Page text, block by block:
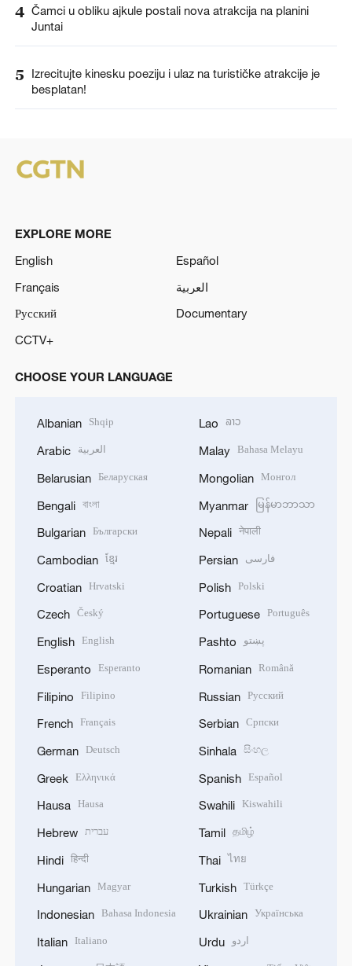
4 Čamci u obliku ajkule postali nova atrakcija na planini
Juntai
5
Izrecitujte kinesku poeziju i ulaz na turističke atrakcije je
besplatan!
EXPLORE MORE
English
Español
Français
العربية
Русский
Documentary
CCTV+
CHOOSE YOUR LANGUAGE
Albanian Shqip
Arabic العربية
Belarusian Беларуская
Bengali বাংলা
Bulgarian Български
Cambodian ខ្មែរ
Croatian Hrvatski
Czech Český
English English
Esperanto Esperanto
Filipino Filipino
French Français
German Deutsch
Greek Ελληνικά
Hausa Hausa
Hebrew עברית
Hindi हिन्दी
Hungarian Magyar
Indonesian Bahasa Indonesia
Italian Italiano
Lao ລາວ
Malay Bahasa Melayu
Mongolian Монгол
Myanmar မြန်မာဘာသာ
Nepali नेपाली
Persian فارسی
Polish Polski
Portuguese Português
Pashto پښتو
Romanian Română
Russian Русский
Serbian Српски
Sinhala සිංහල
Spanish Español
Swahili Kiswahili
Tamil தமிழ்
Thai ไทย
Turkish Türkçe
Ukrainian Українська
Urdu اردو